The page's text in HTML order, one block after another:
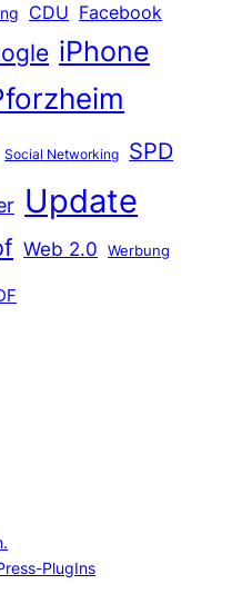
CDU Facebook
iPhone
Social Networking
SPD
Update
Web 2.0 Werbung
PlugIns